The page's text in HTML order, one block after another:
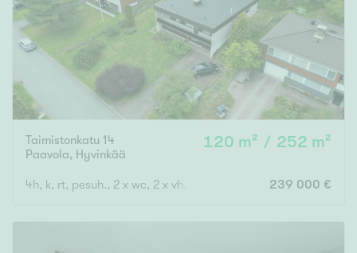
Taimistonkatu 14
Paavola, Hyvinkää
120 m² / 252 m²
4h, k, rt, pesuh., 2 x wc, 2 x vh, pukuh., kph, s, autotalli
239 000 €